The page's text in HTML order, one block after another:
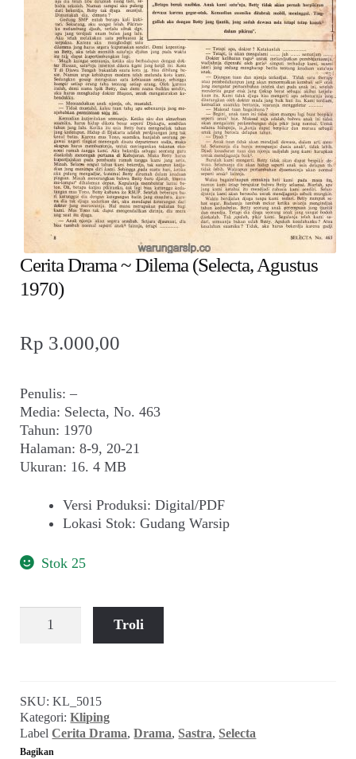
child
menu
Alamat
Rekening
Reseller
Cerita Drama ~ Dilema (Selecta, Agustus
1970)
Rp 3.000,00
Penulis: –
Media: Selecta, No. 463
Tahun: 1970
Halaman: 8-9, 20-21
Ukuran: 16. 4 MB
Versi Produksi: Digital/PDF
Lokasi Stok: Gudang Warsip
Stok 25
Cerita
(Selecta,
Agustus
1970)
Troli
SKU:KL_5015
Kategori:Kliping
LabelCerita Drama,Drama, Sastra, Selecta
Bagikan